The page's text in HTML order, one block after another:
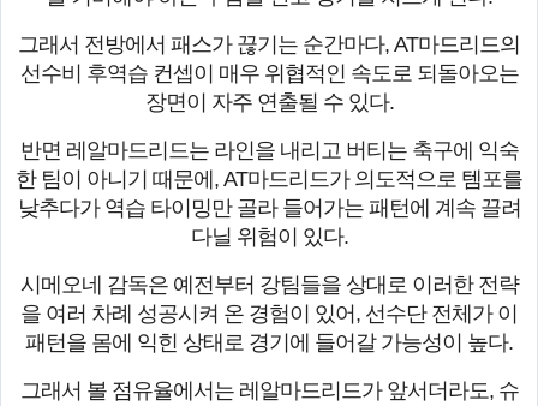
그래서 전방에서 패스가 끊기는 순간마다, AT마드리드의
선수비 후역습 컨셉이 매우 위협적인 속도로 되돌아오는
장면이 자주 연출될 수 있다.
반면 레알마드리드는 라인을 내리고 버티는 축구에 익숙
한 팀이 아니기 때문에, AT마드리드가 의도적으로 템포를
낮추다가 역습 타이밍만 골라 들어가는 패턴에 계속 끌려
다닐 위험이 있다.
시메오네 감독은 예전부터 강팀들을 상대로 이러한 전략
을 여러 차례 성공시켜 온 경험이 있어, 선수단 전체가 이
패턴을 몸에 익힌 상태로 경기에 들어갈 가능성이 높다.
그래서 볼 점유율에서는 레알마드리드가 앞서더라도, 슈